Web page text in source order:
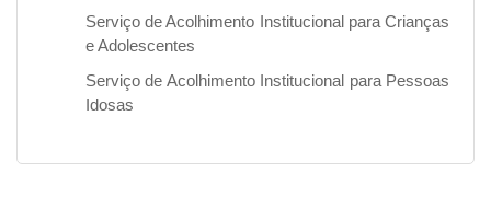
Serviço de Acolhimento Institucional para Crianças
e Adolescentes
Serviço de Acolhimento Institucional para Pessoas
Idosas